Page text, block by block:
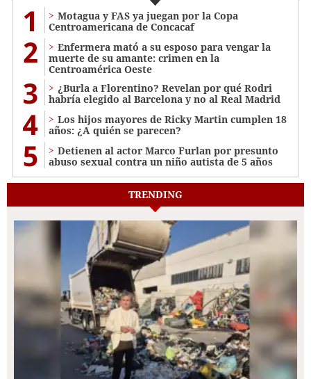
1
Motagua y FAS ya juegan por la Copa
Centroamericana de Concacaf
2
Enfermera mató a su esposo para vengar la
muerte de su amante: crimen en la
Centroamérica Oeste
3
¿Burla a Florentino? Revelan por qué Rodri
habría elegido al Barcelona y no al Real Madrid
4
Los hijos mayores de Ricky Martin cumplen 18
años: ¿A quién se parecen?
5
Detienen al actor Marco Furlan por presunto
abuso sexual contra un niño autista de 5 años
TRENDING